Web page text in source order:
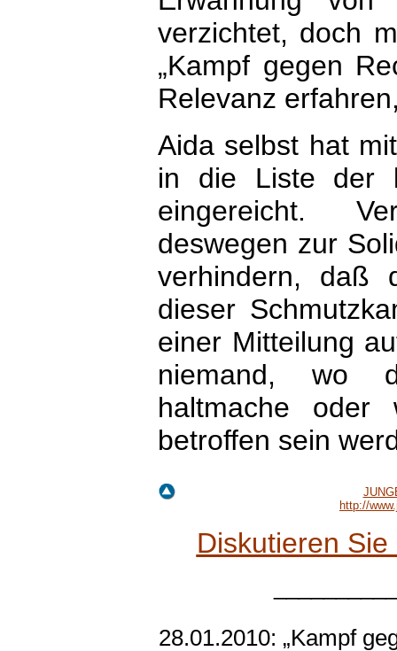
verzichtet, doch
„Kampf gegen
Relevanz
Aida selbst hat
in die Liste der
eingereicht.
deswegen zur
verhindern, daß
dieser
einer Mitteilung
niemand, wo
haltmache oder
betroffen sein
http://
Diskutieren
28.01.2010: „Kampf